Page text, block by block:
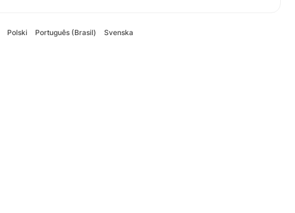
Polski Português (Brasil) Svenska